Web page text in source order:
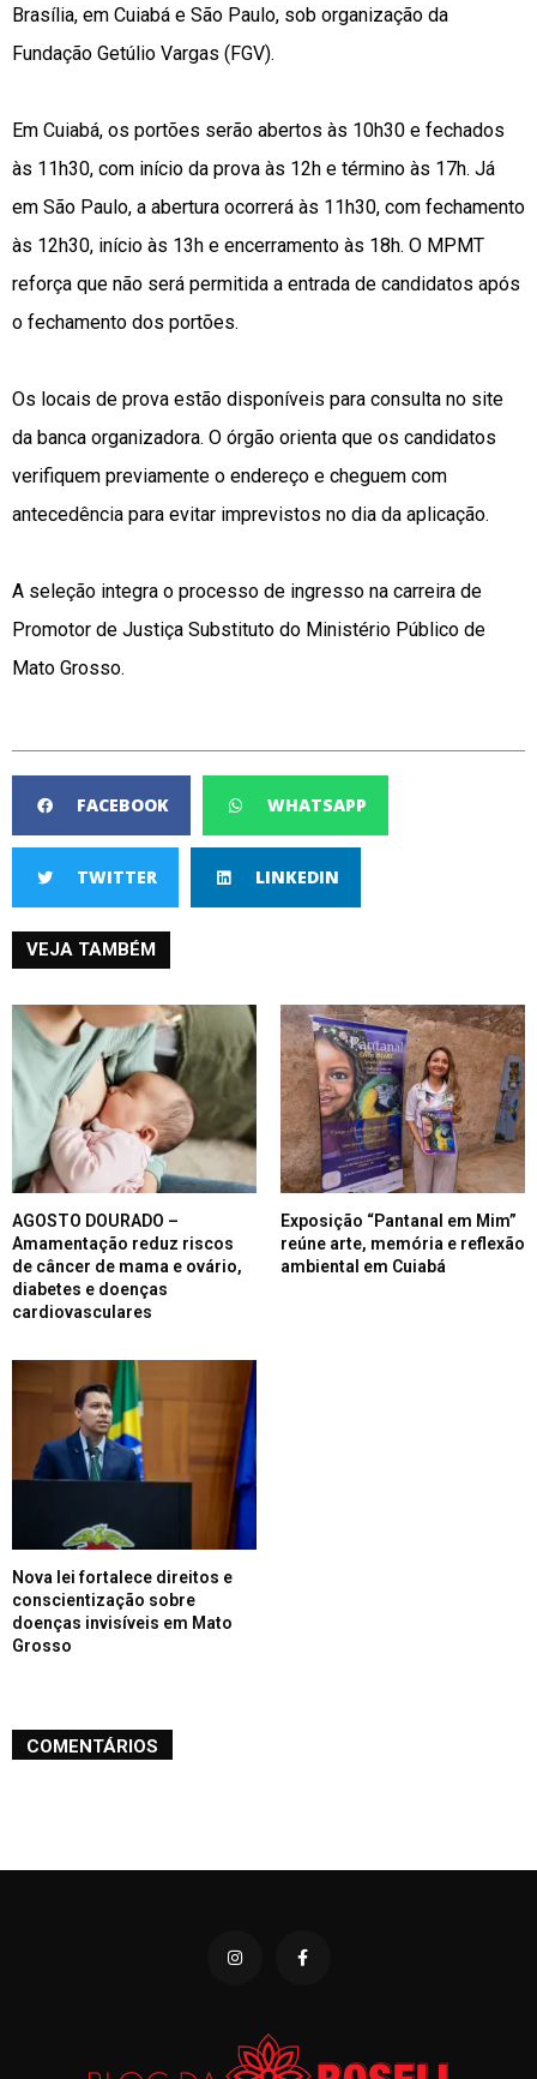
Brasília, em Cuiabá e São Paulo, sob organização da
Fundação Getúlio Vargas (FGV).
Em Cuiabá, os portões serão abertos às 10h30 e fechados
às 11h30, com início da prova às 12h e término às 17h. Já
em São Paulo, a abertura ocorrerá às 11h30, com fechamento
às 12h30, início às 13h e encerramento às 18h. O MPMT
reforça que não será permitida a entrada de candidatos após
o fechamento dos portões.
Os locais de prova estão disponíveis para consulta no site
da banca organizadora. O órgão orienta que os candidatos
verifiquem previamente o endereço e cheguem com
antecedência para evitar imprevistos no dia da aplicação.
A seleção integra o processo de ingresso na carreira de
Promotor de Justiça Substituto do Ministério Público de
Mato Grosso.
FACEBOOK WHATSAPP
TWITTER LINKEDIN
VEJA TAMBÉM
AGOSTO DOURADO –
Amamentação reduz riscos
de câncer de mama e ovário,
diabetes e doenças
cardiovasculares
Exposição “Pantanal em Mim”
reúne arte, memória e reflexão
ambiental em Cuiabá
Nova lei fortalece direitos e
conscientização sobre
doenças invisíveis em Mato
Grosso
COMENTÁRIOS